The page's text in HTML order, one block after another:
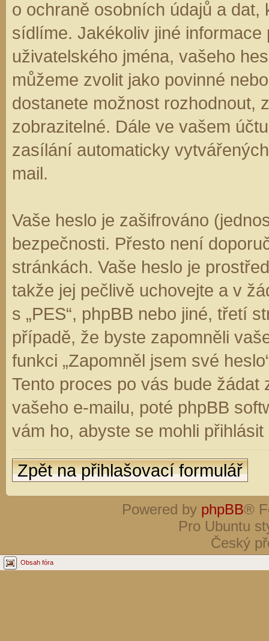
o ochraně osobních údajů a
sídlíme. Jakékoliv jiné informace
uživatelského jména, vašeho
můžeme zvolit jako povinné
dostanete možnost rozhodnout,
zobrazitelné. Dále ve vašem
zasílání automaticky
mail.
Vaše heslo je zašifrováno
bezpečnosti. Přesto není
stránkách. Vaše heslo je
takže jej pečlivě uchovejte a v
s „PES“, phpBB nebo jiné, třetí
případě, že byste zapomněli
funkci „Zapomněl jsem své
Tento proces po vás bude
vašeho e-mailu, poté phpBB
vám ho, abyste se mohli
Zpět na přihlašovací formulář
Powered by phpBB®
Pro Ubuntu
Český
Obsah fóra